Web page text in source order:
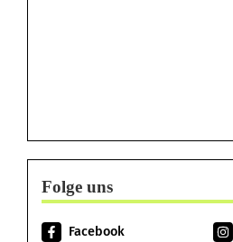
Folge uns
Facebook